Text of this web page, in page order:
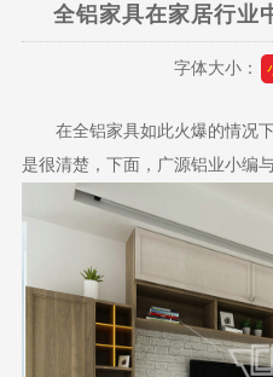
全铝家具在家居行业
字体大小：
在全铝家具如此火爆的情况
是很清楚，下面，广源铝业小编